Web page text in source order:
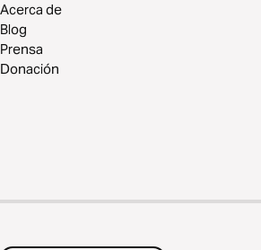
Acerca de
Blog
Prensa
Donación